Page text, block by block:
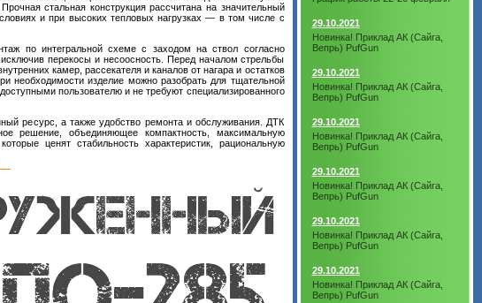
стальная конструкция рассчитана на значительный
и при высоких тепловых нагрузках — в том числе с
по интегральной схеме с заходом на ствол согласно
перекосы и несоосность. Перед началом стрельбы
камер, рассекателя и каналов от нагара и остатков
необходимости изделие можно разобрать для тщательной
пользователю и не требуют специализированного
ресурс, а также удобство ремонта и обслуживания. ДТК
решение, объединяющее компактность, максимальную
ценят стабильность характеристик, рациональную
29.10.2021
Новинка! Приклад АК (Сайга,
Вепрь) PufGun
29.10.2021
Новинка! Приклад АК (Сайга,
Вепрь) PufGun
29.10.2021
Новинка! Приклад АК (Сайга,
Вепрь) PufGun
29.10.2021
Новинка! Приклад АК (Сайга,
Вепрь) PufGun
29.10.2021
Новинка! Приклад АК (Сайга,
Вепрь) PufGun
29.10.2021
Новинка! Приклад АК (Сайга,
Вепрь) PufGun